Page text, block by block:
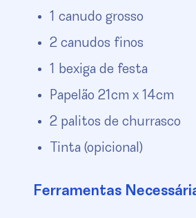
1 canudo grosso
2 canudos finos
1 bexiga de festa
Papelão 21cm x 14cm
2 palitos de churrasco
Tinta (opicional)
Ferramentas